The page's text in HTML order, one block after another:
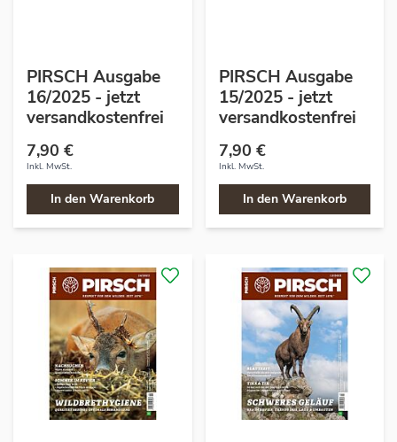
PIRSCH Ausgabe
16/2025 - jetzt
versandkostenfrei
7,90 €
Inkl. MwSt.
In den Warenkorb
PIRSCH Ausgabe
15/2025 - jetzt
versandkostenfrei
7,90 €
Inkl. MwSt.
In den Warenkorb